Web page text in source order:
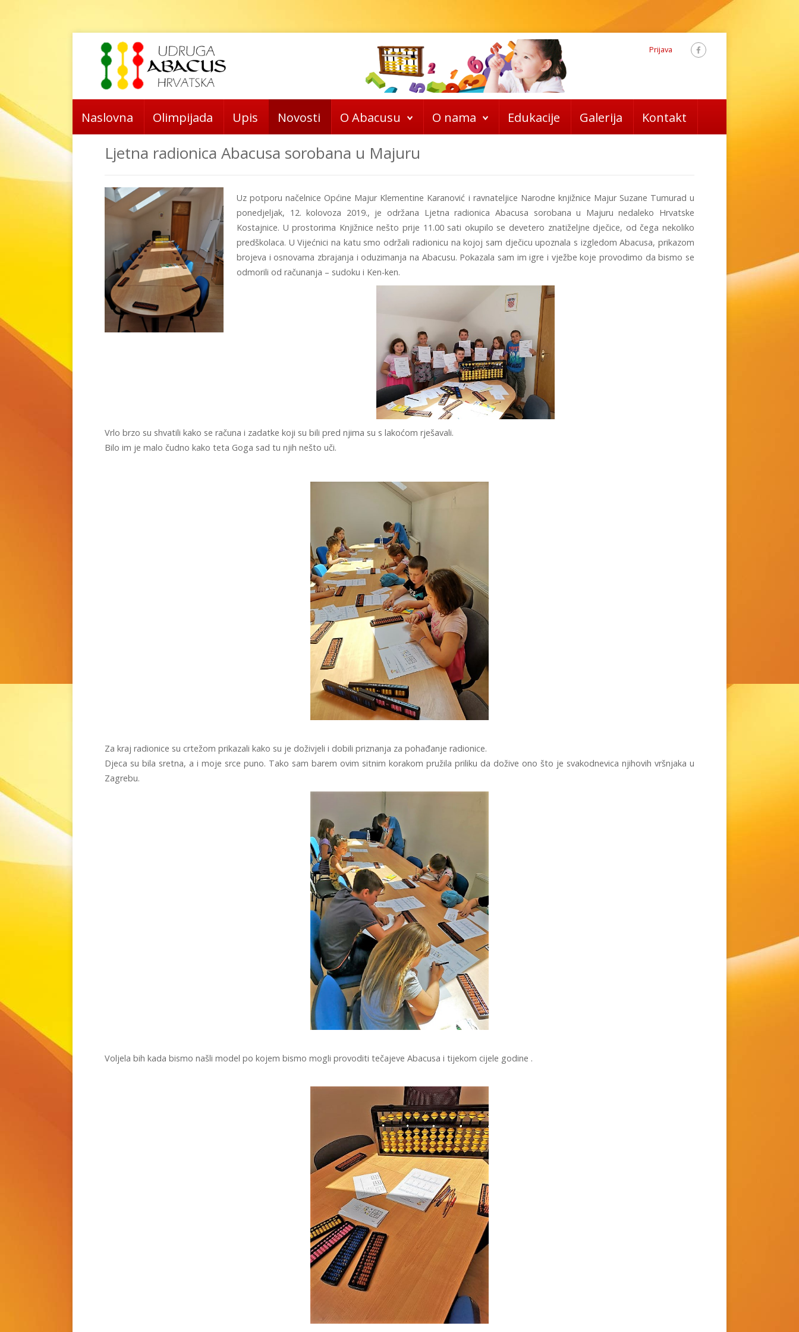
Prijava
Naslovna Olimpijada Upis Novosti O Abacusu O nama Edukacije Galerija Kontakt
Ljetna radionica Abacusa sorobana u Majuru
Uz potporu načelnice Općine Majur Klementine Karanović i ravnateljice Narodne knjižnice Majur Suzane Tumurad u
ponedjeljak, 12. kolovoza 2019., je održana Ljetna radionica Abacusa sorobana u Majuru nedaleko Hrvatske
Kostajnice. U prostorima Knjižnice nešto prije 11.00 sati okupilo se devetero znatiželjne dječice, od čega nekoliko
predškolaca. U Vijećnici na katu smo održali radionicu na kojoj sam dječicu upoznala s izgledom Abacusa, prikazom
brojeva i osnovama zbrajanja i oduzimanja na Abacusu. Pokazala sam im igre i vježbe koje provodimo da bismo se
odmorili od računanja – sudoku i Ken-ken.
Vrlo brzo su shvatili kako se računa i zadatke koji su bili pred njima su s lakoćom rješavali.
Bilo im je malo čudno kako teta Goga sad tu njih nešto uči.
Za kraj radionice su crtežom prikazali kako su je doživjeli i dobili priznanja za pohađanje radionice.
Djeca su bila sretna, a i moje srce puno. Tako sam barem ovim sitnim korakom pružila priliku da dožive ono što je svakodnevica njihovih vršnjaka u
Zagrebu.
Voljela bih kada bismo našli model po kojem bismo mogli provoditi tečajeve Abacusa i tijekom cijele godine .